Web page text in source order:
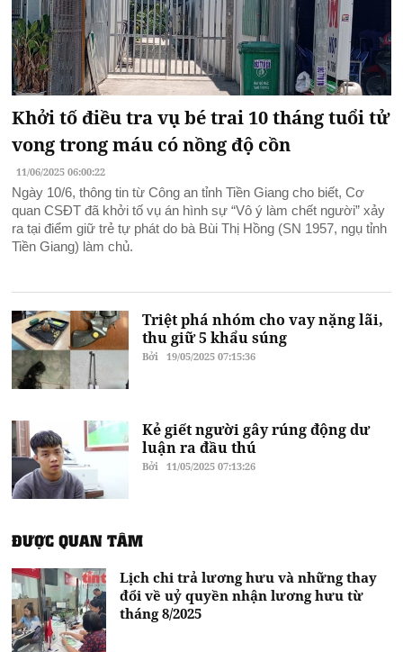
Khởi tố điều tra vụ bé trai 10 tháng tuổi tử
vong trong máu có nồng độ cồn
11/06/2025 06:00:22
Ngày 10/6, thông tin từ Công an tỉnh Tiền Giang cho biết, Cơ
quan CSĐT đã khởi tố vụ án hình sự “Vô ý làm chết người” xảy
ra tại điểm giữ trẻ tự phát do bà Bùi Thị Hồng (SN 1957, ngụ tỉnh
Tiền Giang) làm chủ.
Triệt phá nhóm cho vay nặng lãi,
thu giữ 5 khẩu súng
Bởi 19/05/2025 07:15:36
Kẻ giết người gây rúng động dư
luận ra đầu thú
Bởi 11/05/2025 07:13:26
ĐƯỢC QUAN TÂM
Lịch chi trả lương hưu và những thay
đổi về uỷ quyền nhận lương hưu từ
tháng 8/2025